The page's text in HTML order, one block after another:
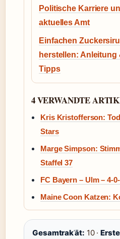
Politische Karriere
aktuelles Amt
Einfachen
herstellen: Anleitung
Tipps
4 VERWANDTE
Kris Kristofferson:
Stars
Marge Simpson:
Staffel 37
FC Bayern – Ulm – 4-
Maine Coon Katzen:
Gesamtrakʿāt: 10 ·